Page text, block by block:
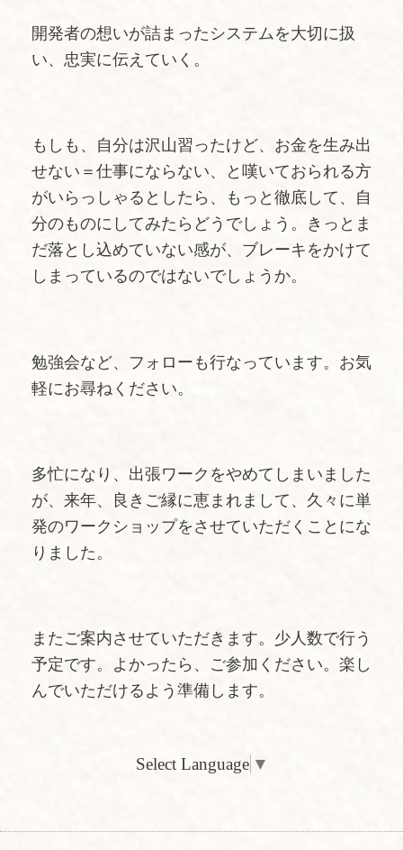
開発者の想いが詰まったシステムを大切に扱
い、忠実に伝えていく。
もしも、自分は沢山習ったけど、お金を生み出
せない＝仕事にならない、と嘆いておられる方
がいらっしゃるとしたら、もっと徹底して、自
分のものにしてみたらどうでしょう。きっとま
だ落とし込めていない感が、ブレーキをかけて
しまっているのではないでしょうか。
勉強会など、フォローも行なっています。お気
軽にお尋ねください。
多忙になり、出張ワークをやめてしまいました
が、来年、良きご縁に恵まれまして、久々に単
発のワークショップをさせていただくことにな
りました。
またご案内させていただきます。少人数で行う
予定です。よかったら、ご参加ください。楽し
んでいただけるよう準備します。
Select Language ▼